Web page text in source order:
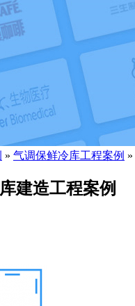
» 气调保鲜冷库工程案例 »
建造工程案例